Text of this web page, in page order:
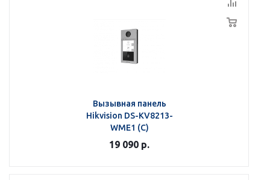
Вызывная панель
Hikvision DS-KV8213-
WME1 (C)
19 090 р.